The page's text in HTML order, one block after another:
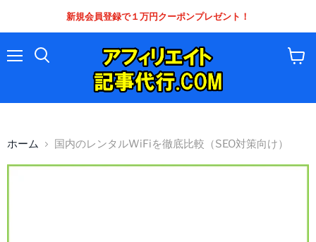
新規会員登録で１万円クーポンプレゼント！
を
ホーム 国内のレンタルWiFiを徹底比較（SEO対策向け）